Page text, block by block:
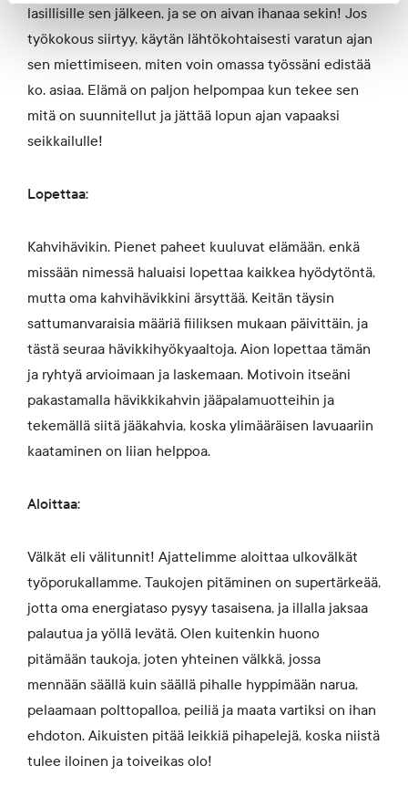
lasillisille sen jälkeen, ja se on aivan ihanaa sekin! Jos
työkokous siirtyy, käytän lähtökohtaisesti varatun ajan
sen miettimiseen, miten voin omassa työssäni edistää
ko. asiaa. Elämä on paljon helpompaa kun tekee sen
mitä on suunnitellut ja jättää lopun ajan vapaaksi
seikkailulle!
Lopettaa:
Kahvihävikin. Pienet paheet kuuluvat elämään, enkä
missään nimessä haluaisi lopettaa kaikkea hyödytöntä,
mutta oma kahvihävikkini ärsyttää. Keitän täysin
sattumanvaraisia määriä fiiliksen mukaan päivittäin, ja
tästä seuraa hävikkihyökyaaltoja. Aion lopettaa tämän
ja ryhtyä arvioimaan ja laskemaan. Motivoin itseäni
pakastamalla hävikkikahvin jääpalamuotteihin ja
tekemällä siitä jääkahvia, koska ylimääräisen lavuaariin
kaataminen on liian helppoa.
Aloittaa:
Välkät eli välitunnit! Ajattelimme aloittaa ulkovälkät
työporukallamme. Taukojen pitäminen on supertärkeää,
jotta oma energiataso pysyy tasaisena, ja illalla jaksaa
palautua ja yöllä levätä. Olen kuitenkin huono
pitämään taukoja, joten yhteinen välkkä, jossa
mennään säällä kuin säällä pihalle hyppimään narua,
pelaamaan polttopalloa, peiliä ja maata vartiksi on ihan
ehdoton. Aikuisten pitää leikkiä pihapelejä, koska niistä
tulee iloinen ja toiveikas olo!